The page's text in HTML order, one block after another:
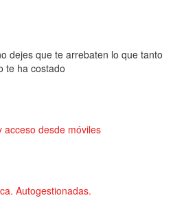
dejes que te arrebaten lo que tanto
te ha costado
acceso desde móviles
Autogestionadas.